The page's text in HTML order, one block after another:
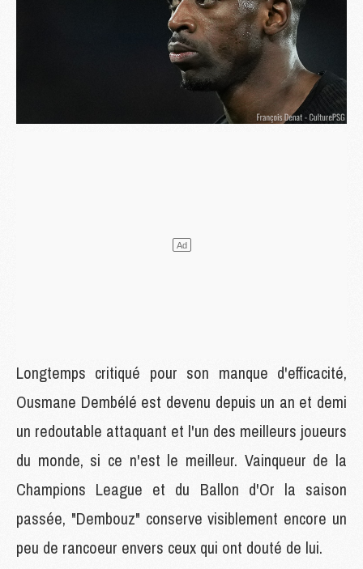
Longtemps critiqué pour son manque d'efficacité,
Ousmane Dembélé est devenu depuis un an et demi
un redoutable attaquant et l'un des meilleurs joueurs
du monde, si ce n'est le meilleur. Vainqueur de la
Champions League et du Ballon d'Or la saison
passée, "Dembouz" conserve visiblement encore un
peu de rancoeur envers ceux qui ont douté de lui.